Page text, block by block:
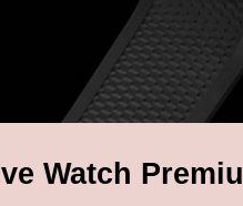
Watch